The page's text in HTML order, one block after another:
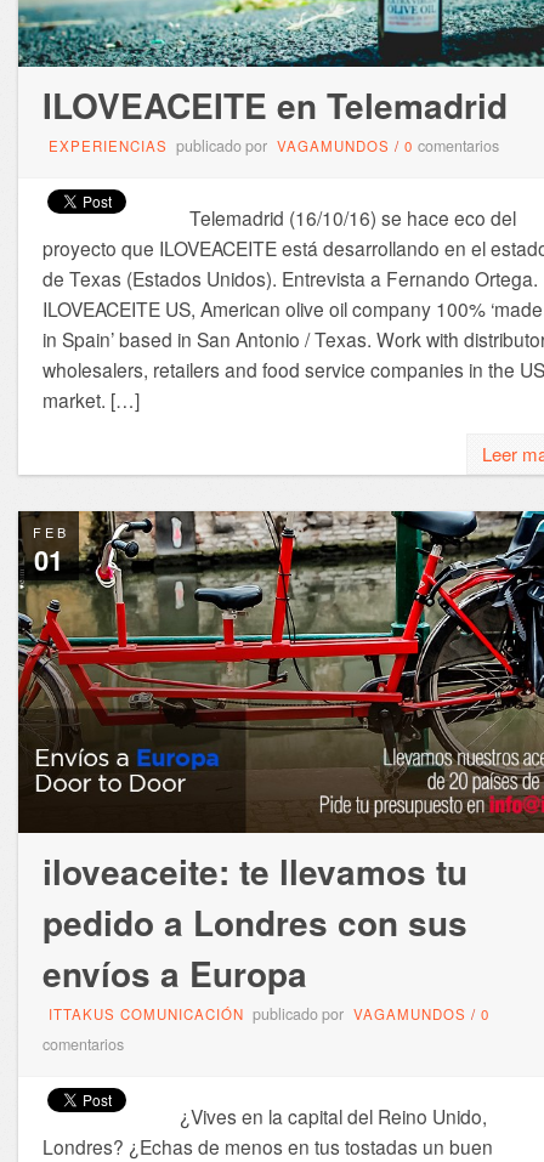
ILOVEACEITE en Telemadrid
EXPERIENCIAS publicado por VAGAMUNDOS / 0 comentarios
Telemadrid (16/10/16) se hace eco del
proyecto que ILOVEACEITE está desarrollando en el
de Texas (Estados Unidos). Entrevista a Fernando
ILOVEACEITE US, American olive oil company 100% ‘made
in Spain’ based in San Antonio / Texas. Work with
wholesalers, retailers and food service companies in the US
market. […]
Leer
FEB
01
iloveaceite: te llevamos tu
pedido a Londres con sus
envíos a Europa
ITTAKUS COMUNICACIÓN publicado por VAGAMUNDOS / 0
comentarios
¿Vives en la capital del Reino Unido,
Londres? ¿Echas de menos en tus tostadas un buen